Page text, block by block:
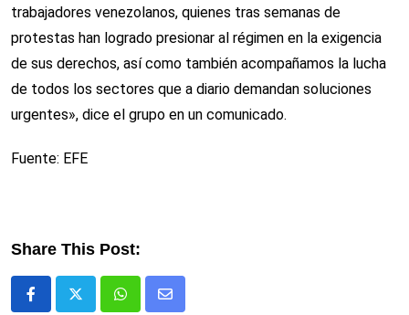
trabajadores venezolanos, quienes tras semanas de
protestas han logrado presionar al régimen en la exigencia
de sus derechos, así como también acompañamos la lucha
de todos los sectores que a diario demandan soluciones
urgentes», dice el grupo en un comunicado.
Fuente: EFE
Share This Post:
WhatsappComparte